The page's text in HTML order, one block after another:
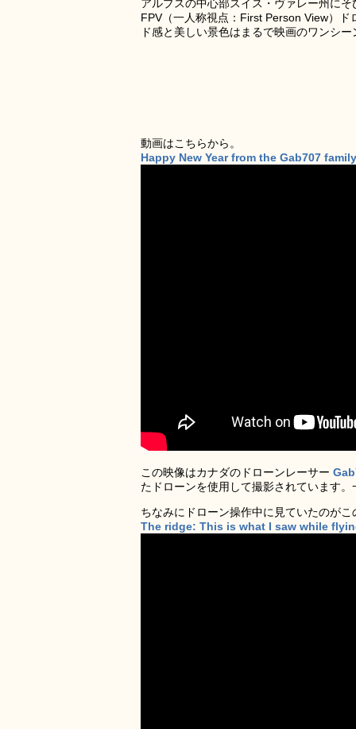
アルプスの中心部スイス・ヴァレー州に
FPV（一人称視点：First Person View）
ド感と美しい景色はまるで映画のワンシ
動画はこちらから。
Happy New Year from the Gab707
この映像はカナダのドローンレーサー
たドローンを使用して撮影されています
ちなみにドローン操作中に見ていたのが
The ridge: This is what I saw while